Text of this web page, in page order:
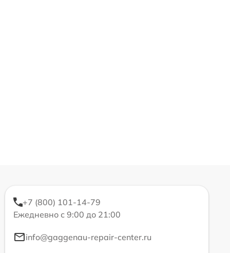
+7 (800) 101-14-79
Ежедневно с 9:00 до 21:00
info@gaggenau-repair-center.ru